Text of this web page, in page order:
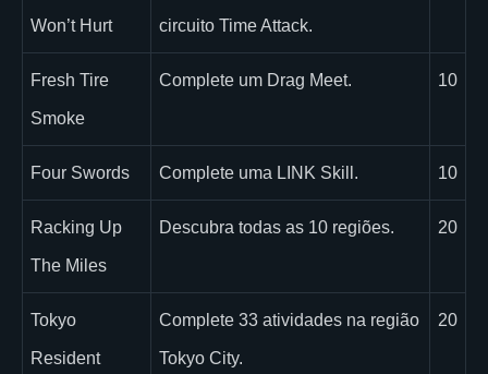
Won’t Hurt circuito Time Attack.
Fresh Tire
Smoke
Complete um Drag Meet. 10
Four Swords Complete uma LINK Skill. 10
Racking Up
The Miles
Descubra todas as 10 regiões. 20
Tokyo
Resident
Complete 33 atividades na região
Tokyo City.
20